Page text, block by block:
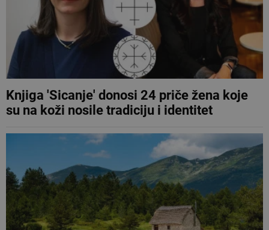
Knjiga 'Sicanje' donosi 24 priče žena koje
su na koži nosile tradiciju i identitet